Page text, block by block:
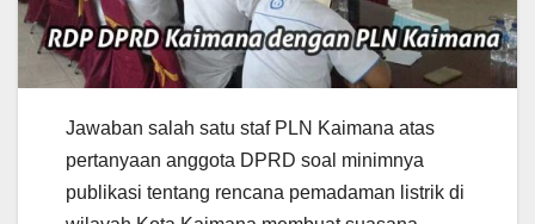
Jawaban salah satu staf PLN Kaimana atas
pertanyaan anggota DPRD soal minimnya
publikasi tentang rencana pemadaman listrik di